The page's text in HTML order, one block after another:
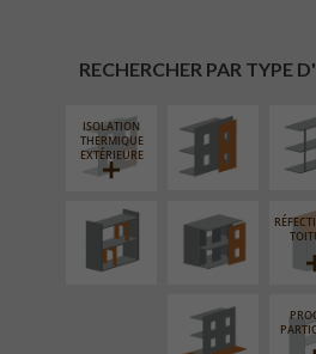
RECHERCHER PAR TYPE
ISOLATION
THERMIQUE
EXTÉRIEURE
RÉAMÉNAGEMENT
INTÉRIEUR
FERMETURE
LOGGIAS
AMÉNAGEMENT
EXTÉRIEUR